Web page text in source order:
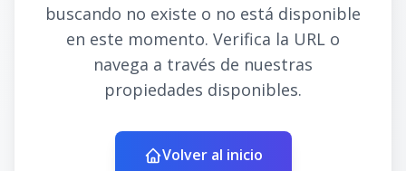
buscando no existe o no está disponible
en este momento. Verifica la URL o
navega a través de nuestras
propiedades disponibles.
Volver al inicio